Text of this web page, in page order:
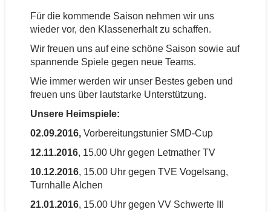
Für die kommende Saison nehmen wir uns
wieder vor, den Klassenerhalt zu schaffen.
Wir freuen uns auf eine schöne Saison sowie auf
spannende Spiele gegen neue Teams.
Wie immer werden wir unser Bestes geben und
freuen uns über lautstarke Unterstützung.
Unsere Heimspiele:
02.09.2016,Vorbereitungstunier SMD-Cup
12.11.2016, 15.00 Uhr gegen Letmather TV
10.12.2016, 15.00 Uhr gegen TVE Vogelsang,
Turnhalle Alchen
21.01.2016, 15.00 Uhr gegen VV Schwerte III